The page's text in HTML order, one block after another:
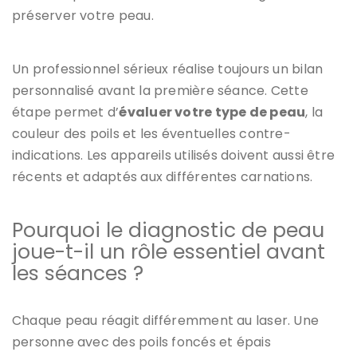
préserver votre peau.
Un professionnel sérieux réalise toujours un bilan
personnalisé avant la première séance. Cette
étape permet d’évaluer votre type de peau, la
couleur des poils et les éventuelles contre-
indications. Les appareils utilisés doivent aussi être
récents et adaptés aux différentes carnations.
Pourquoi le diagnostic de peau
joue-t-il un rôle essentiel avant
les séances ?
Chaque peau réagit différemment au laser. Une
personne avec des poils foncés et épais